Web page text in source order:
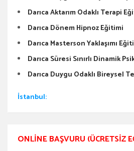
Darıca Aktarım Odaklı Terapi
Darıca Dönem Hipnoz Eğitimi
Darıca Masterson Yaklaşımı
Darıca Süresi Sınırlı Dinamik
Darıca Duygu Odaklı Bireysel
İstanbul:
ONLINE BAŞVURU (ÜCRETSIZ